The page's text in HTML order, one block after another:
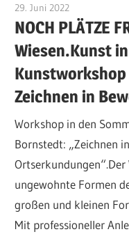
29. Juni 2022
NOCH PLÄTZE
Wiesen.Kunst
Zeichnen in
Workshop in den
Bornstedt: „Zeichnen
ungewohnte Formen
großen und kleinen
Mit professioneller